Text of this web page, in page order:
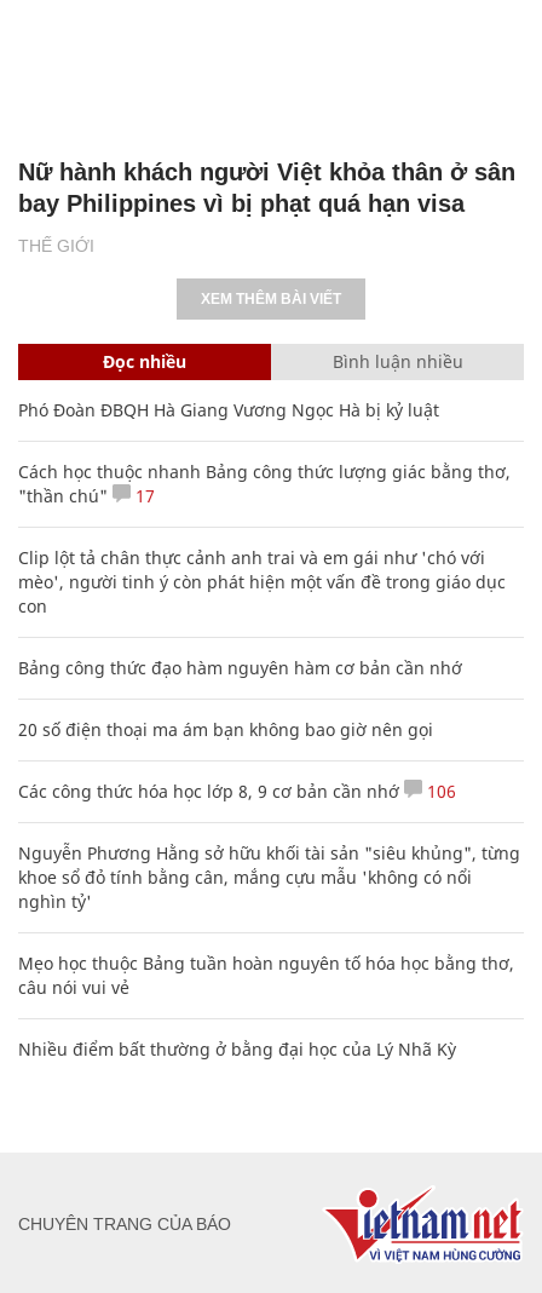
THẾ GIỚI
Nữ hành khách người Việt khỏa thân ở sân
bay Philippines vì bị phạt quá hạn visa
XEM THÊM BÀI VIẾT
Đọc nhiều Bình luận nhiều
Phó Đoàn ĐBQH Hà Giang Vương Ngọc Hà bị kỷ luật
Cách học thuộc nhanh Bảng công thức lượng giác bằng thơ,
"thần chú"
17
Clip lột tả chân thực cảnh anh trai và em gái như 'chó với
mèo', người tinh ý còn phát hiện một vấn đề trong giáo dục
con
Bảng công thức đạo hàm nguyên hàm cơ bản cần nhớ
20 số điện thoại ma ám bạn không bao giờ nên gọi
Các công thức hóa học lớp 8, 9 cơ bản cần nhớ 106
Nguyễn Phương Hằng sở hữu khối tài sản "siêu khủng", từng
khoe sổ đỏ tính bằng cân, mắng cựu mẫu 'không có nổi
nghìn tỷ'
Mẹo học thuộc Bảng tuần hoàn nguyên tố hóa học bằng thơ,
câu nói vui vẻ
Nhiều điểm bất thường ở bằng đại học của Lý Nhã Kỳ
CHUYÊN TRANG CỦA BÁO